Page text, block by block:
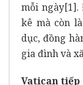
mỗi ngày[1].
kê mà còn
dục, đồng
gia đình và
Vatican tiếp